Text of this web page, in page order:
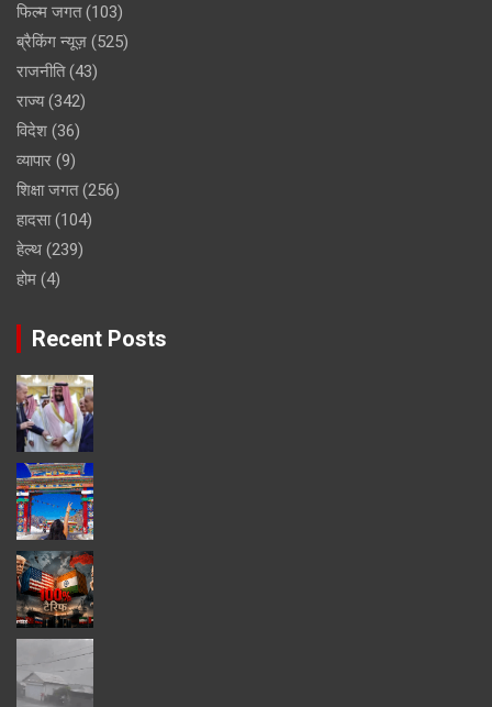
फिल्म जगत(103)
ब्रैकिंग न्यूज़ (525)
राजनीति(43)
राज्य(342)
विदेश (36)
व्यापार (9)
शिक्षा जगत(256)
हादसा(104)
हेल्थ (239)
होम (4)
Recent Posts